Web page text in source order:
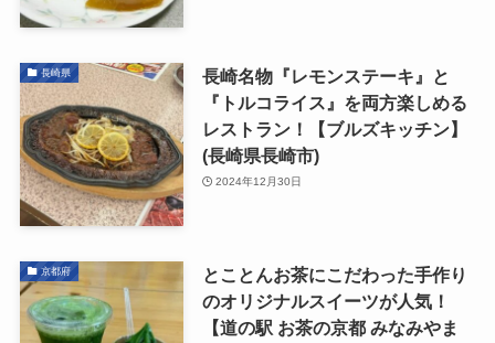
長崎県
長崎名物『レモンステーキ』と
『トルコライス』を両方楽しめる
レストラン！【ブルズキッチン】
(長崎県長崎市)
2024年12月30日
京都府
とことんお茶にこだわった手作り
のオリジナルスイーツが人気！
【道の駅 お茶の京都 みなみやま